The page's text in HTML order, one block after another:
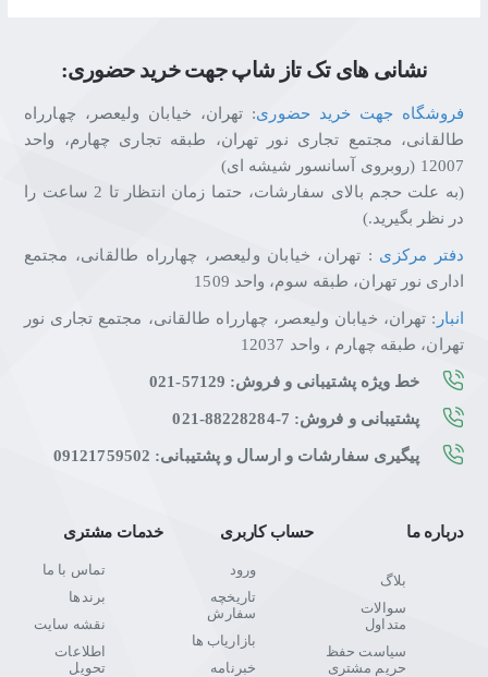
نشانی های تک تاز شاپ جهت خرید حضوری:
فروشگاه جهت خرید حضوری: تهران، خیابان ولیعصر، چهارراه
طالقانی، مجتمع تجاری نور تهران، طبقه تجاری چهارم، واحد
12007 (روبروی آسانسور شیشه ای)
(به علت حجم بالای سفارشات، حتما زمان انتظار تا 2 ساعت را
در نظر بگیرید.)
دفتر مرکزی : تهران، خیابان ولیعصر، چهارراه طالقانی، مجتمع
اداری نور تهران، طبقه سوم، واحد 1509
انبار : تهران، خیابان ولیعصر، چهارراه طالقانی، مجتمع تجاری نور
تهران، طبقه چهارم ، واحد 12037
خط ویژه پشتیبانی و فروش: 57129-021
پشتیبانی و فروش: 7-88228284-021
پیگیری سفارشات و ارسال و پشتیبانی: 09121759502
درباره ما
بلاگ
سوالات
متداول
سیاست حفظ
حریم مشتری
حساب کاربری
ورود
تاریخچه
سفارش
بازاریاب ها
خبرنامه
خدمات مشتری
تماس با ما
برندها
نقشه سایت
اطلاعات
تحویل